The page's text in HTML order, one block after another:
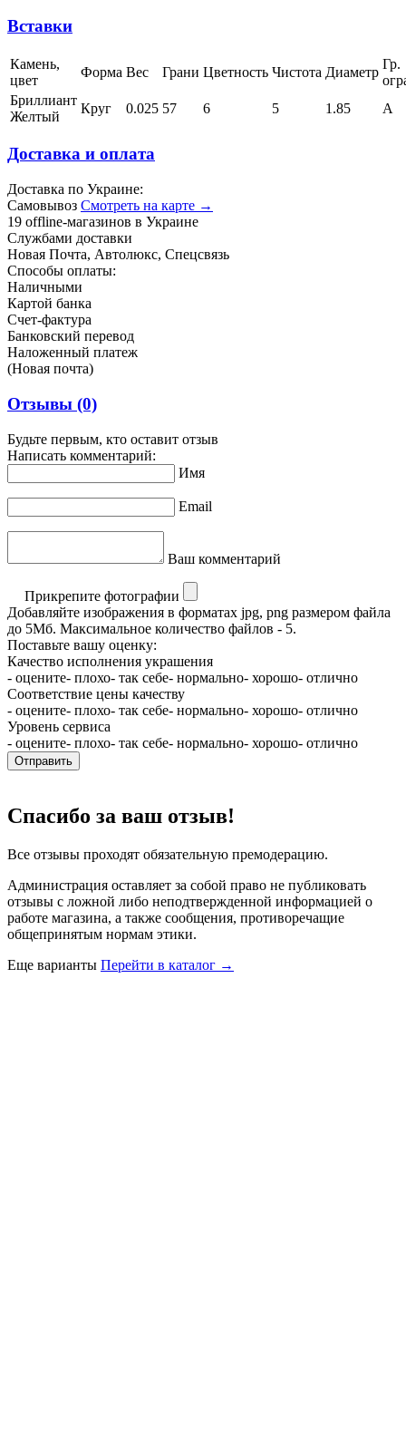
Вставки
Камень,
цвет
Форма Вес Грани Цветность Чистота Диаметр
Гр.
Бриллиант
Желтый
Круг 0.025 57 6 5 1.85 А
Доставка и оплата
Доставка по Украине:
Самовывоз Смотреть на карте →
19 offline-магазинов в Украине
Службами доставки
Новая Почта, Автолюкс, Спецсвязь
Способы оплаты:
Наличными
Картой банка
Счет-фактура
Банковский перевод
Наложенный платеж
(Новая почта)
Отзывы (0)
Будьте первым, кто оставит отзыв
Написать комментарий:
Имя
Email
Ваш комментарий
Прикрепите фотографии
Добавляйте изображения в форматах jpg, png размером файла
до 5Мб. Максимальное количество файлов - 5.
Поставьте вашу оценку:
Качество исполнения украшения
- оцените- плохо- так себе- нормально- хорошо- отлично
Соответствие цены качеству
- оцените- плохо- так себе- нормально- хорошо- отлично
Уровень сервиса
- оцените- плохо- так себе- нормально- хорошо- отлично
Отправить
Спасибо за ваш отзыв!
Все отзывы проходят обязательную премодерацию.
Администрация оставляет за собой право не публиковать
отзывы с ложной либо неподтвержденной информацией о
работе магазина, а также сообщения, противоречащие
общепринятым нормам этики.
Еще варианты Перейти в каталог →